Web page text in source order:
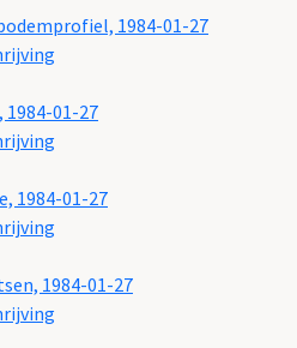
1984-01-27
1984-01-27
1984-01-27
1984-01-27